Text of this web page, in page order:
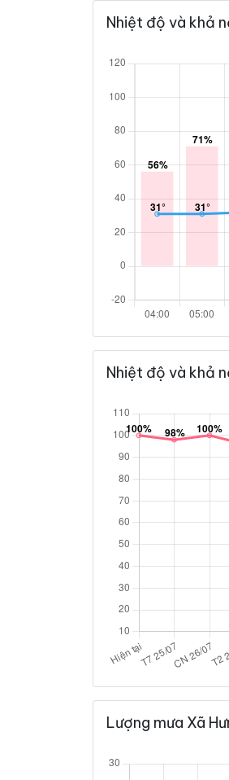
Nhiệt độ và khả
Nhiệt độ và khả
Lượng mưa Xã